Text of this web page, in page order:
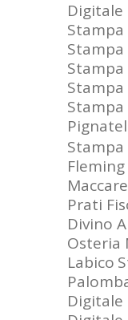
Digitale
Stampa
Stampa
Stampa
Fleming
Prati
Divino
Osteria
Labico
Digitale